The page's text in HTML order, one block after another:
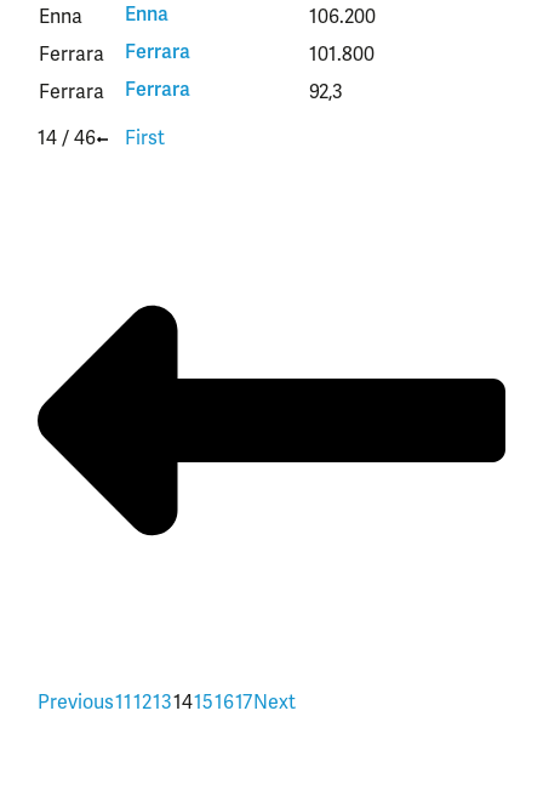
Enna
Enna
106.200
Ferrara
Ferrara
101.800
Ferrara
Ferrara
92,3
14 / 46
First
Previous11121314151617Next